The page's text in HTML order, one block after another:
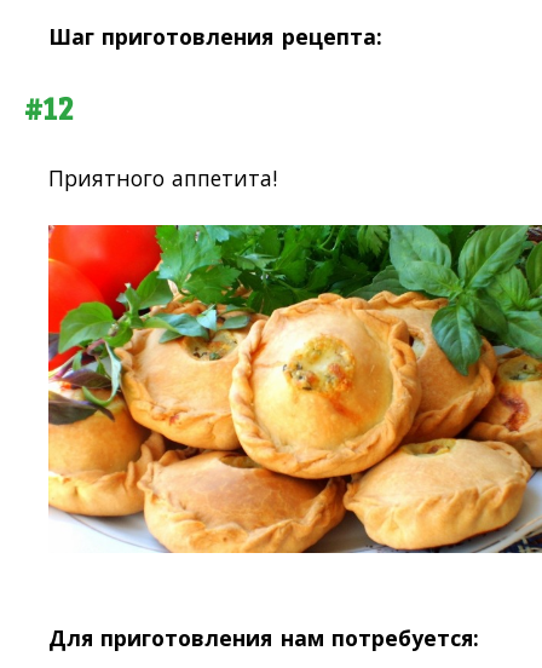
Шаг приготовления рецепта:
#12
Приятного аппетита!
Для приготовления нам потребуется: